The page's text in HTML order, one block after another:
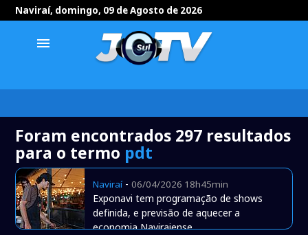
Naviraí, domingo, 09 de Agosto de 2026
menu
Foram encontrados 297 resultados
para o termo pdt
Naviraí-06/04/2026 18h45min
Exponavi tem programação de shows
definida, e previsão de aquecer a
economia Naviraiense